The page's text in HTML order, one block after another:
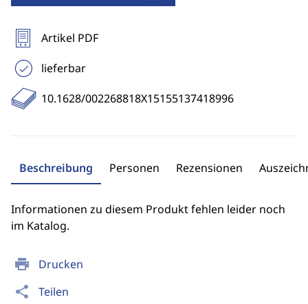
print Drucken
share Teilen
Artikel PDF
lieferbar
10.1628/002268818X15155137418996
Beschreibung Personen Rezensionen
Informationen zu diesem Produkt fehlen leider noch
im Katalog.